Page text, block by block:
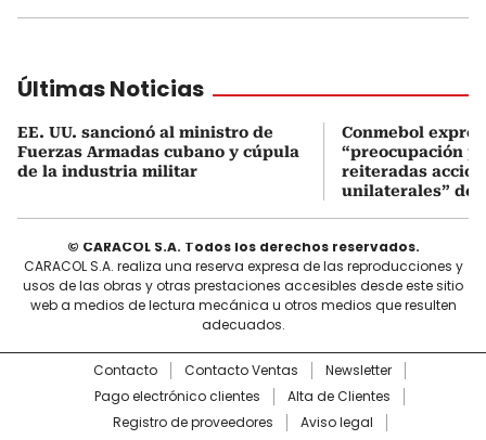
Últimas Noticias
EE. UU. sancionó al ministro de
Fuerzas Armadas cubano y cúpula
de la industria militar
Conmebol
“preocupación
reiteradas
unilaterales” de
© CARACOL S.A. Todos los derechos reservados.
CARACOL S.A. realiza una reserva expresa de las reproducciones y
usos de las obras y otras prestaciones accesibles desde este sitio
web a medios de lectura mecánica u otros medios que resulten
adecuados.
Contacto Contacto Ventas
Newsletter
Pago electrónico clientes
Alta de Clientes
Registro de proveedores
Aviso legal